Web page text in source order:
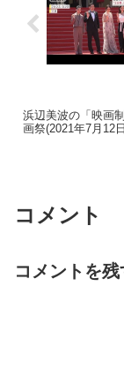
浜辺美波の「映画
画祭(2021年7月12
コメント
コメントを残